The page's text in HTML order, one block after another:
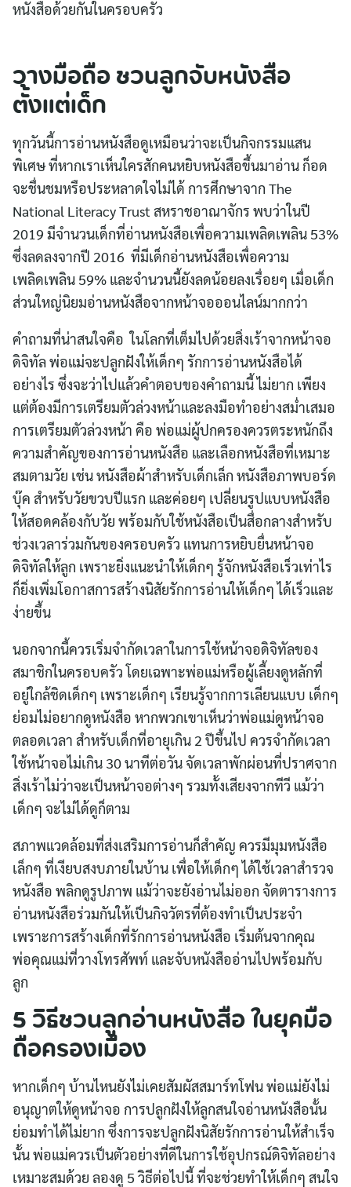
หนังสือด้วยกันในครอบครัว
วางมือถือ ชวนลูกจับหนังสือ
ตั้งแต่เด็ก
ทุกวันนี้การอ่านหนังสือดูเหมือนว่าจะเป็นกิจกรรมแสน
พิเศษ ที่หากเราเห็นใครสักคนหยิบหนังสือขึ้นมาอ่าน ก็อด
จะชื่นชมหรือประหลาดใจไม่ได้ การศึกษาจาก The
National Literacy Trust สหราชอาณาจักร พบว่าในปี
2019 มีจำนวนเด็กที่อ่านหนังสือเพื่อความเพลิดเพลิน 53%
ซึ่งลดลงจากปี 2016 ที่มีเด็กอ่านหนังสือเพื่อความ
เพลิดเพลิน 59% และจำนวนนี้ยังลดน้อยลงเรื่อยๆ เมื่อเด็ก
ส่วนใหญ่นิยมอ่านหนังสือจากหน้าจอออนไลน์มากกว่า
คำถามที่น่าสนใจคือ ในโลกที่เต็มไปด้วยสิ่งเร้าจากหน้าจอ
ดิจิทัล พ่อแม่จะปลูกฝังให้เด็กๆ รักการอ่านหนังสือได้
อย่างไร ซึ่งจะว่าไปแล้วคำตอบของคำถามนี้ ไม่ยาก เพียง
แต่ต้องมีการเตรียมตัวล่วงหน้าและลงมือทำอย่างสม่ำเสมอ
การเตรียมตัวล่วงหน้า คือ พ่อแม่ผู้ปกครองควรตระหนักถึง
ความสำคัญของการอ่านหนังสือ และเลือกหนังสือที่เหมาะ
สมตามวัย เช่น หนังสือผ้าสำหรับเด็กเล็ก หนังสือภาพบอร์ด
บุ๊ค สำหรับวัยขวบปีแรก และค่อยๆ เปลี่ยนรูปแบบหนังสือ
ให้สอดคล้องกับวัย พร้อมกับใช้หนังสือเป็นสื่อกลางสำหรับ
ช่วงเวลาร่วมกันของครอบครัว แทนการหยิบยื่นหน้าจอ
ดิจิทัลให้ลูก เพราะยิ่งแนะนำให้เด็กๆ รู้จักหนังสือเร็วเท่าไร
ก็ยิ่งเพิ่มโอกาสการสร้างนิสัยรักการอ่านให้เด็กๆ ได้เร็วและ
ง่ายขึ้น
นอกจากนี้ควรเริ่มจำกัดเวลาในการใช้หน้าจอดิจิทัลของ
สมาชิกในครอบครัว โดยเฉพาะพ่อแม่หรือผู้เลี้ยงดูหลักที่
อยู่ใกล้ชิดเด็กๆ เพราะเด็กๆ เรียนรู้จากการเลียนแบบ เด็กๆ
ย่อมไม่อยากดูหนังสือ หากพวกเขาเห็นว่าพ่อแม่ดูหน้าจอ
ตลอดเวลา สำหรับเด็กที่อายุเกิน 2 ปีขึ้นไป ควรจำกัดเวลา
ใช้หน้าจอไม่เกิน 30 นาทีต่อวัน จัดเวลาพักผ่อนที่ปราศจาก
สิ่งเร้าไม่ว่าจะเป็นหน้าจอต่างๆ รวมทั้งเสียงจากทีวี แม้ว่า
เด็กๆ จะไม่ได้ดูก็ตาม
สภาพแวดล้อมที่ส่งเสริมการอ่านก็สำคัญ ควรมีมุมหนังสือ
เล็กๆ ที่เงียบสงบภายในบ้าน เพื่อให้เด็กๆ ได้ใช้เวลาสำรวจ
หนังสือ พลิกดูรูปภาพ แม้ว่าจะยังอ่านไม่ออก จัดตารางการ
อ่านหนังสือร่วมกันให้เป็นกิจวัตรที่ต้องทำเป็นประจำ
เพราะการสร้างเด็กที่รักการอ่านหนังสือ เริ่มต้นจากคุณ
พ่อคุณแม่ที่วางโทรศัพท์ และจับหนังสืออ่านไปพร้อมกับ
ลูก
5 วิธีชวนลูกอ่านหนังสือ ในยุคมือ
ถือครองเมือง
หากเด็กๆ บ้านไหนยังไม่เคยสัมผัสสมาร์ทโฟน พ่อแม่ยังไม่
อนุญาตให้ดูหน้าจอ การปลูกฝังให้ลูกสนใจอ่านหนังสือนั้น
ย่อมทำได้ไม่ยาก ซึ่งการจะปลูกฝังนิสัยรักการอ่านให้สำเร็จ
นั้น พ่อแม่ควรเป็นตัวอย่างที่ดีในการใช้อุปกรณ์ดิจิทัลอย่าง
เหมาะสมด้วย ลองดู 5 วิธีต่อไปนี้ ที่จะช่วยทำให้เด็กๆ สนใจ